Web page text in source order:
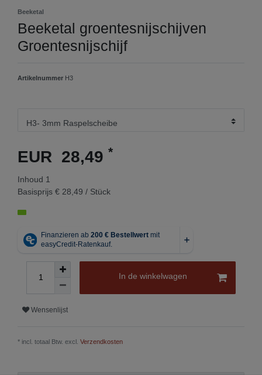
Beeketal
Beeketal groentesnijschijven
Groentesnijschijf
Artikelnummer H3
EUR 28,49 *
Inhoud 1
Basisprijs € 28,49 / Stück
In de winkelwagen
Wensenlijst
* incl. totaal Btw. excl. Verzendkosten